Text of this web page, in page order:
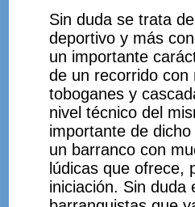
Sin duda se trata
deportivo y más
un importante
de un recorrido con
toboganes y
nivel técnico del
importante de
un barranco con
lúdicas que ofrece,
iniciación. Sin duda